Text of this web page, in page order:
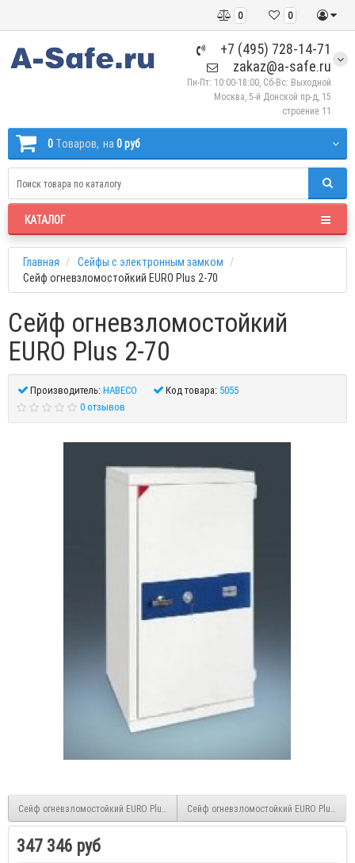
0
0
+7 (495) 728-14-71
zakaz@a-safe.ru
Пн-Пт: 10:00-18:00, Сб-Вс: Выходной
Москва, 5-й Донской пр-д, 15
строение 11
0 Tоваров, на 0 руб
КАТАЛОГ
Главная
Сейфы с электронным замком
Сейф огневзломостойкий EURO Plus 2-70
Сейф огневзломостойкий
EURO Plus 2-70
Производитель:HABECO Код товара: 5055
0 отзывов
Сейф огневзломостойкий EURO Plus 2-55 Сейф огневзломостойкий EURO Plus 2-
347 346 руб